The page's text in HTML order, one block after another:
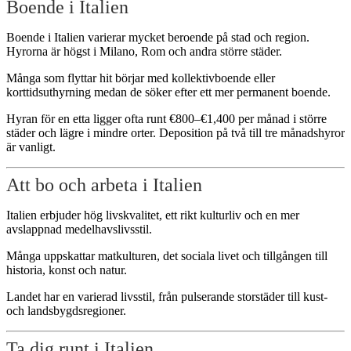
Boende i Italien
Boende i Italien varierar mycket beroende på stad och region.
Hyrorna är högst i Milano, Rom och andra större städer.
Många som flyttar hit börjar med kollektivboende eller
korttidsuthyrning medan de söker efter ett mer permanent boende.
Hyran för en etta ligger ofta runt €800–€1,400 per månad i större
städer och lägre i mindre orter. Deposition på två till tre månadshyror
är vanligt.
Att bo och arbeta i Italien
Italien erbjuder hög livskvalitet, ett rikt kulturliv och en mer
avslappnad medelhavslivsstil.
Många uppskattar matkulturen, det sociala livet och tillgången till
historia, konst och natur.
Landet har en varierad livsstil, från pulserande storstäder till kust-
och landsbygdsregioner.